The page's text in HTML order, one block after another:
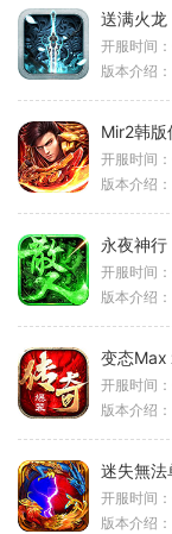
送满火龙
开服时间：
版本介绍：
Mir2韩版
开服时间：
版本介绍：
永夜神行
开服时间：
版本介绍：
变态Max
开服时间：
版本介绍：
迷失無法
开服时间：
版本介绍：